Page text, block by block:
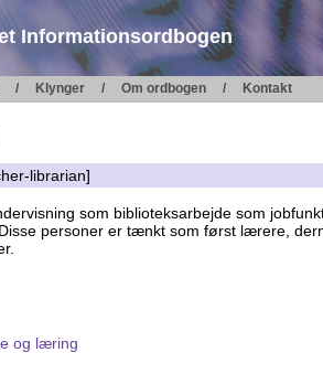
Informationsordbogen
Klynger Om ordbogen Kontakt
librarian]
som biblioteksarbejde som
personer er tænkt som først lærere,
og læring